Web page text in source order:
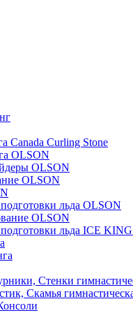
Canada Curling Stone
OLSON
OLSON
OLSON
льда OLSON
OLSON
льда ICE
Стенки
Скамья